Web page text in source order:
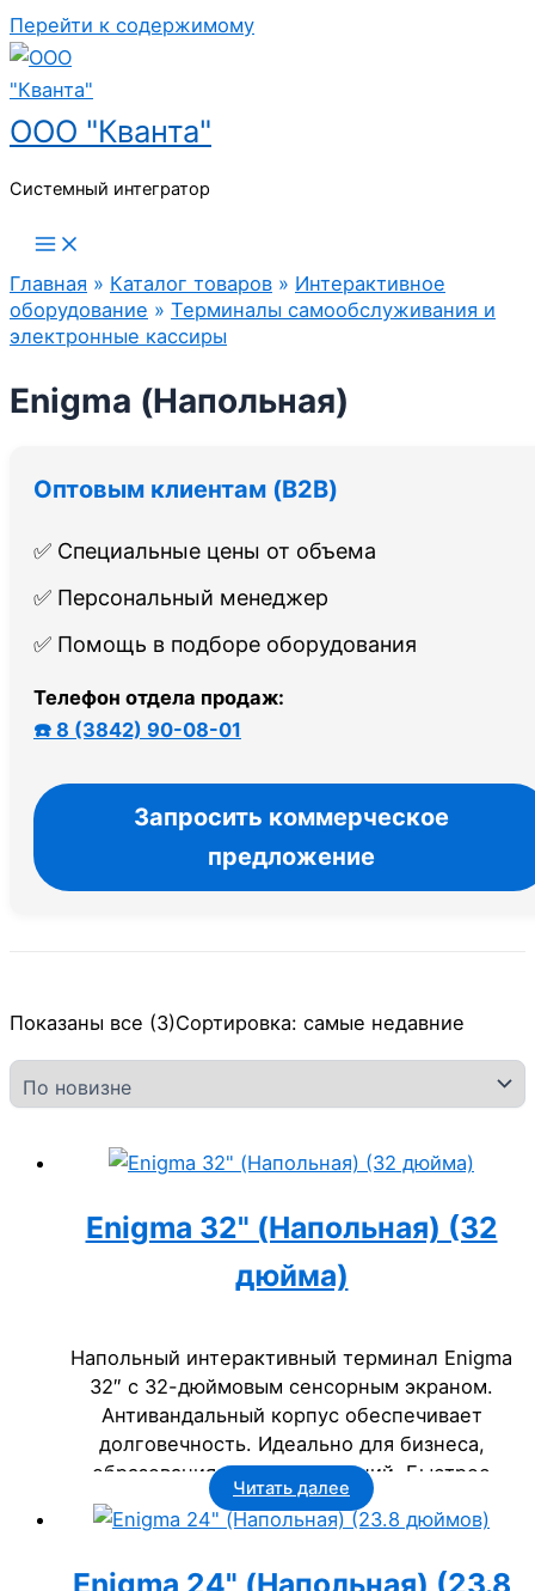
Перейти к содержимому
ООО "Кванта"
Системный интегратор
Главная » Каталог товаров » Интерактивное
оборудование » Терминалы самообслуживания и
электронные кассиры
Enigma (Напольная)
Оптовым клиентам (B2B)
✅ Специальные цены от объема
✅ Персональный менеджер
✅ Помощь в подборе оборудования
Телефон отдела продаж:
☎️ 8 (3842) 90-08-01
Запросить коммерческое
предложение
Показаны все (3)Сортировка: самые недавние
Enigma 32" (Напольная) (32
дюйма)
Напольный интерактивный терминал Enigma
32″ с 32-дюймовым сенсорным экраном.
Антивандальный корпус обеспечивает
долговечность. Идеально для бизнеса,
образования и госучреждений. Быстрое
мультитач-управление.
Читать далее